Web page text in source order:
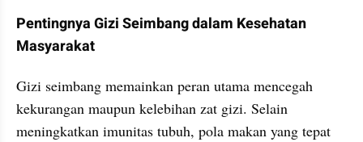
Pentingnya Gizi Seimbang dalam Kesehatan
Masyarakat
Gizi seimbang memainkan peran utama mencegah
kekurangan maupun kelebihan zat gizi. Selain
meningkatkan imunitas tubuh, pola makan yang tepat